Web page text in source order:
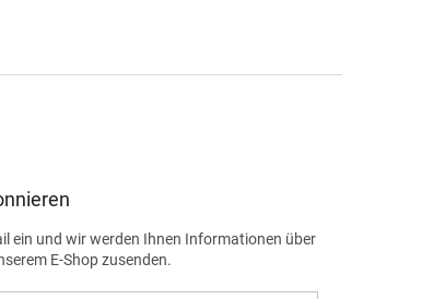
ein und wir werden Ihnen Informationen über
E-Shop zusenden.